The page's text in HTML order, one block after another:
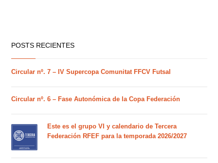
POSTS RECIENTES
Circular nº. 7 – IV Supercopa Comunitat FFCV Futsal
Circular nº. 6 – Fase Autonómica de la Copa Federación
Este es el grupo VI y calendario de Tercera
Federación RFEF para la temporada 2026/2027